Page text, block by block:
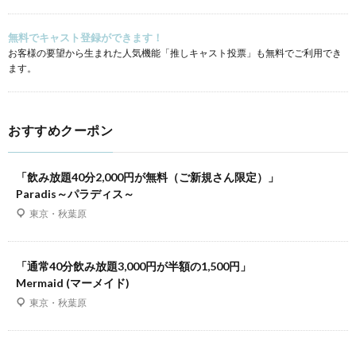
無料でキャスト登録ができます！
お客様の要望から生まれた人気機能「推しキャスト投票」も無料でご利用でき
ます。
おすすめクーポン
「飲み放題40分2,000円が無料（ご新規さん限定）」
Paradis～パラディス～
東京・秋葉原
「通常40分飲み放題3,000円が半額の1,500円」
Mermaid (マーメイド)
東京・秋葉原